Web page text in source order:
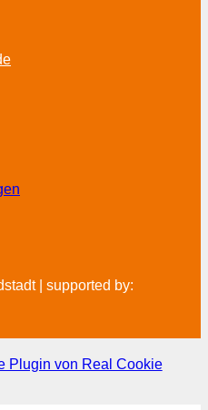
| supported by:
Plugin von Real Cookie